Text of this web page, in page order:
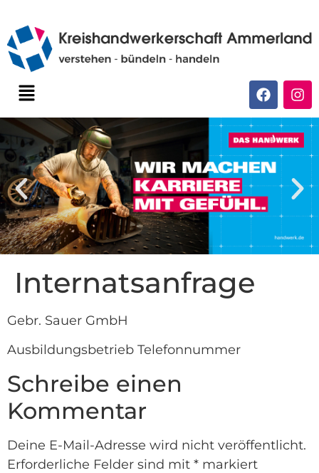
Internatsanfrage
Gebr. Sauer GmbH
Ausbildungsbetrieb Telefonnummer
Schreibe einen
Kommentar
Deine E-Mail-Adresse wird nicht veröffentlicht.
Erforderliche Felder sind mit * markiert